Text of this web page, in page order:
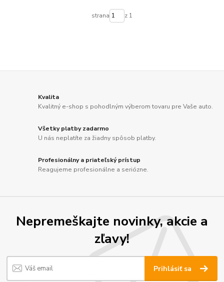
strana z 1
Kvalita
Kvalitný e-shop s pohodlným výberom tovaru pre Vaše auto.
Všetky platby zadarmo
U nás neplatíte za žiadny spôsob platby.
Profesionálny a priateľský prístup
Reagujeme profesionálne a seriózne.
Nepremeškajte novinky, akcie a
zľavy!
Prihlásiť sa